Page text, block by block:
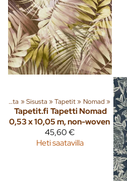
Tuoteryhmiä ja tuotteita ‪»Sisusta ‪»Tapetit‪» Nomad ‪»
Tapetit.fiTapetti Nomad
0,53 x 10,05 m, non-woven
45,60 €
Heti saatavilla